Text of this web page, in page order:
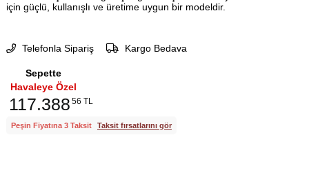
için güçlü, kullanışlı ve üretime uygun bir modeldir.
Telefonla Sipariş Kargo Bedava
Sepette
Havaleye Özel
117.388 56 TL
Peşin Fiyatına 3 Taksit Taksit fırsatlarını gör